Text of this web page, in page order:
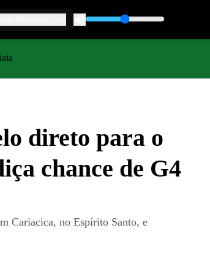
direto para o
chance de G4
Cariacica, no Espírito Santo, e